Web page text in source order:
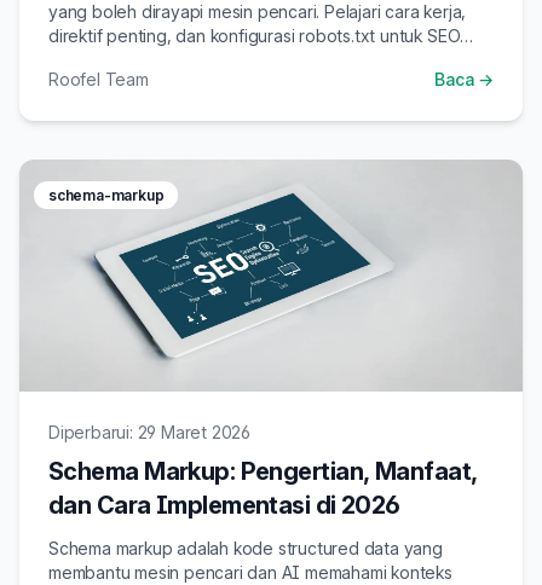
yang boleh dirayapi mesin pencari. Pelajari cara kerja,
direktif penting, dan konfigurasi robots.txt untuk SEO
Roofel Team
Baca →
schema-markup
Diperbarui: 29 Maret 2026
Schema Markup: Pengertian, Manfaat,
dan Cara Implementasi di 2026
Schema markup adalah kode structured data yang
membantu mesin pencari dan AI memahami konteks